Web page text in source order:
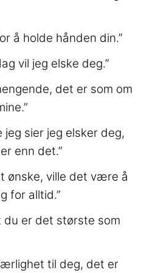
å holde hånden din.”
vil jeg elske deg.”
det er som om
jeg sier jeg elsker deg,
enn det.”
ønske, ville det være å
for alltid.”
du er det største som
til deg, det er